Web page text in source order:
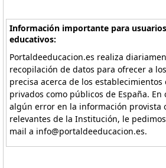
Información importante para
educativos:
Portaldeeducacion.es realiza
recopilación de datos para ofrecer a
precisa acerca de los
privados como públicos de España.
algún error en la información provista
relevantes de la Institución, le
mail a info@portaldeeducacion.es.